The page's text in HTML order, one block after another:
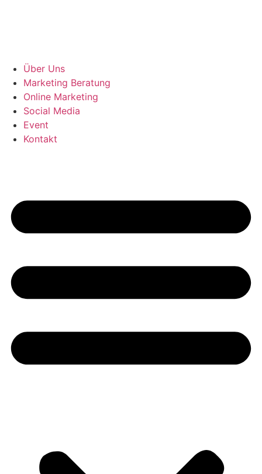
Über Uns
Marketing Beratung
Online Marketing
Social Media
Event
Kontakt